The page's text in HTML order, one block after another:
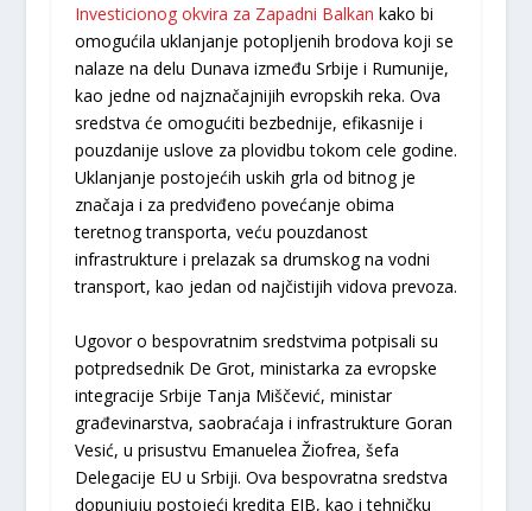
Investicionog okvira za Zapadni Balkan kako bi
omogućila uklanjanje potopljenih brodova koji se
nalaze na delu Dunava između Srbije i Rumunije,
kao jedne od najznačajnijih evropskih reka. Ova
sredstva će omogućiti bezbednije, efikasnije i
pouzdanije uslove za plovidbu tokom cele godine.
Uklanjanje postojećih uskih grla od bitnog je
značaja i za predviđeno povećanje obima
teretnog transporta, veću pouzdanost
infrastrukture i prelazak sa drumskog na vodni
transport, kao jedan od najčistijih vidova prevoza.
Ugovor o bespovratnim sredstvima potpisali su
potpredsednik De Grot, ministarka za evropske
integracije Srbije Tanja Miščević, ministar
građevinarstva, saobraćaja i infrastrukture Goran
Vesić, u prisustvu Emanuelea Žiofrea, šefa
Delegacije EU u Srbiji. Ova bespovratna sredstva
dopunjuju postojeći kredita EIB, kao i tehničku